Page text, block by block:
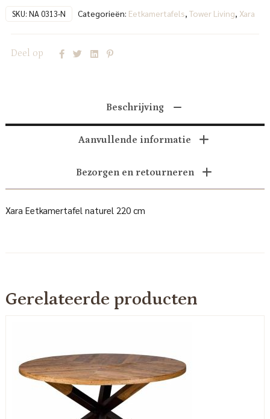
SKU: NA 0313-N Categorieën: Eetkamertafels Tower Living Xara
Deel op
Beschrijving
Aanvullende informatie
Bezorgen en retourneren
Xara Eetkamertafel naturel 220 cm
Gerelateerde producten